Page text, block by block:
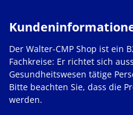
Der Walter-CMP Shop ist ein
Fachkreise: Er richtet sich
Gesundheitswesen tätige
Bitte beachten Sie, dass die
werden.